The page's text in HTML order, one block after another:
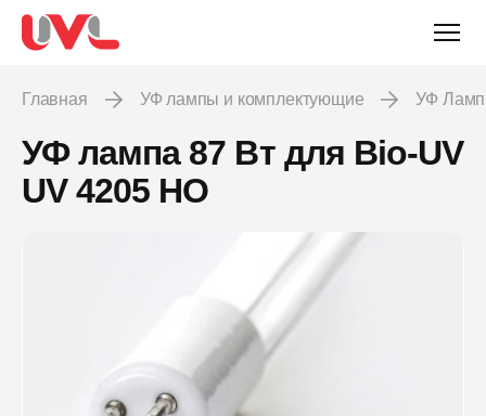
Главная УФ лампы и комплектующие УФ
УФ лампа 87 Вт для Bio-UV
UV 4205 HO